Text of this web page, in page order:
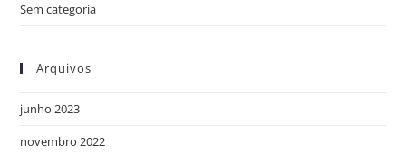
Sem categoria
Arquivos
junho 2023
novembro 2022